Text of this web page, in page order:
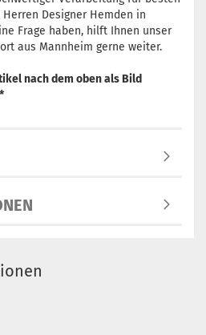
Designer Hemden in
Frage haben, hilft Ihnen unser
aus Mannheim gerne weiter.
nach dem oben als Bild